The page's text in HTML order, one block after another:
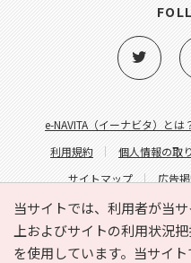
当サイトでは、利用者が当
上およびサイトの利用状況
を使用しています。当サイ
e-NAVITA（イーナビタ）とは
利用規約
個人情報の取
サイトマップ
広告
サイトの内容